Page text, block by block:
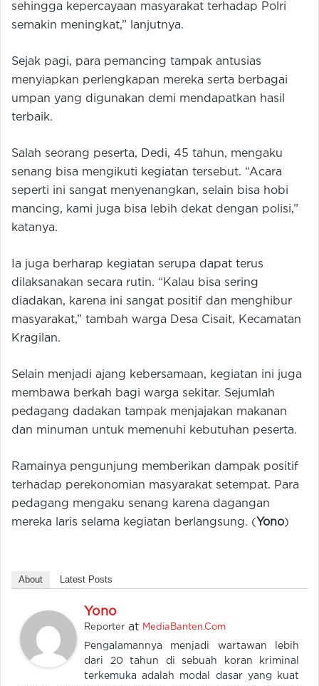
sehingga kepercayaan masyarakat terhadap Polri
semakin meningkat,” lanjutnya.
Sejak pagi, para pemancing tampak antusias
menyiapkan perlengkapan mereka serta berbagai
umpan yang digunakan demi mendapatkan hasil
terbaik.
Salah seorang peserta, Dedi, 45 tahun, mengaku
senang bisa mengikuti kegiatan tersebut. “Acara
seperti ini sangat menyenangkan, selain bisa hobi
mancing, kami juga bisa lebih dekat dengan polisi,”
katanya.
Ia juga berharap kegiatan serupa dapat terus
dilaksanakan secara rutin. “Kalau bisa sering
diadakan, karena ini sangat positif dan menghibur
masyarakat,” tambah warga Desa Cisait, Kecamatan
Kragilan.
Selain menjadi ajang kebersamaan, kegiatan ini juga
membawa berkah bagi warga sekitar. Sejumlah
pedagang dadakan tampak menjajakan makanan
dan minuman untuk memenuhi kebutuhan peserta.
Ramainya pengunjung memberikan dampak positif
terhadap perekonomian masyarakat setempat. Para
pedagang mengaku senang karena dagangan
mereka laris selama kegiatan berlangsung. ( Yono)
About Latest Posts
Yono
Reporter at MediaBanten.Com
Pengalamannya menjadi wartawan lebih
dari 20 tahun di sebuah koran kriminal
terkemuka adalah modal dasar yang kuat